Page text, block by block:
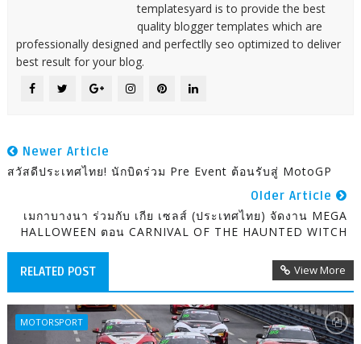
templatesyard is to provide the best
quality blogger templates which are
professionally designed and perfectlly seo optimized to deliver
best result for your blog.
Newer Article
สวัสดีประเทศไทย! นักบิดร่วม Pre Event ต้อนรับสู่ MotoGP
Older Article
เมกาบางนา ร่วมกับ เกีย เซลส์ (ประเทศไทย) จัดงาน MEGA
HALLOWEEN ตอน CARNIVAL OF THE HAUNTED WITCH
RELATED POST View More
MOTORSPORT